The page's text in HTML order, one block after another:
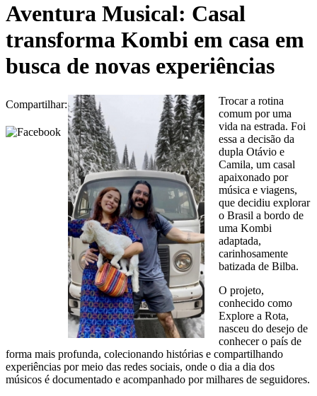
Aventura Musical: Casal
transforma Kombi em casa em
busca de novas experiências
Compartilhar:
Trocar a rotina
comum por uma
vida na estrada. Foi
essa a decisão da
dupla Otávio e
Camila, um casal
apaixonado por
música e viagens,
que decidiu explorar
o Brasil a bordo de
uma Kombi
adaptada,
carinhosamente
batizada de Bilba.
O projeto,
conhecido como
Explore a Rota,
nasceu do desejo de
conhecer o país de
forma mais profunda, colecionando histórias e compartilhando
experiências por meio das redes sociais, onde o dia a dia dos
músicos é documentado e acompanhado por milhares de seguidores.